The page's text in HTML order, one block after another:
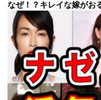
なぜ！？キレイな嫁がお